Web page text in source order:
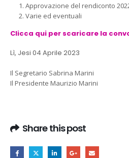
Approvazione del rendiconto
Varie ed eventuali
Clicca qui per scaricare la
Lì, Jesi 04 Aprile 2023
Il Segretario Sabrina Marini
Il Presidente Maurizio Marini
Share this post